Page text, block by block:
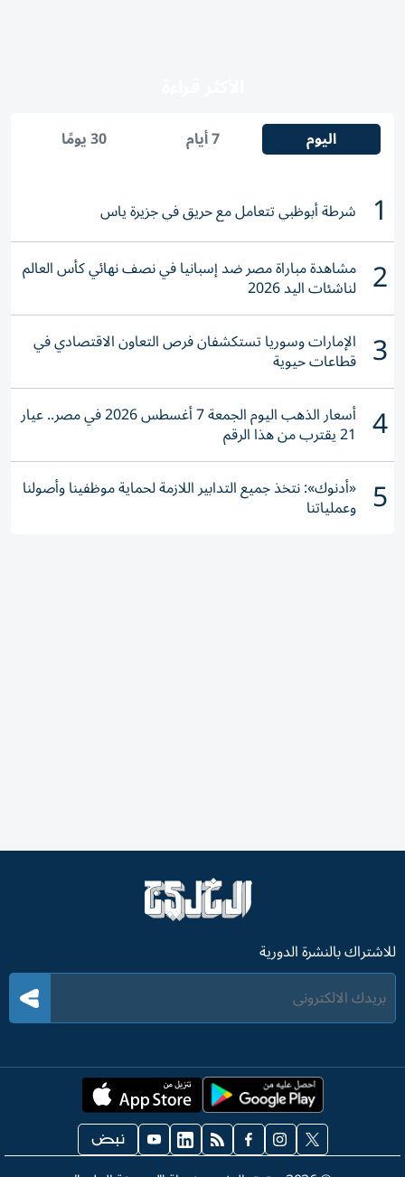
اليوم 7 أيام 30 يومًا
1 شرطة أبوظبي تتعامل مع حريق في جزيرة ياس
2 مشاهدة مباراة مصر ضد إسبانيا في نصف نهائي كأس العالم
لناشئات اليد 2026
3 الإمارات وسوريا تستكشفان فرص التعاون الاقتصادي في
قطاعات حيوية
4 أسعار الذهب اليوم الجمعة 7 أغسطس 2026 في مصر.. عيار
21 يقترب من هذا الرقم
5 «أدنوك»: نتخذ جميع التدابير اللازمة لحماية موظفينا وأصولنا
وعملياتنا
للاشتراك بالنشرة الدورية